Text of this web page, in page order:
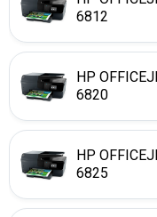
6812
HP
6820
HP
6825